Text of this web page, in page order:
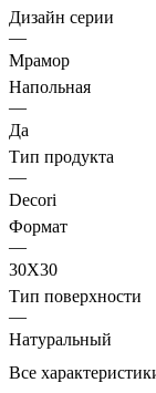
Дизайн серии
—
Мрамор
Напольная
—
Да
Тип продукта
—
Decori
Формат
—
30X30
Тип поверхности
—
Натуральный
Все